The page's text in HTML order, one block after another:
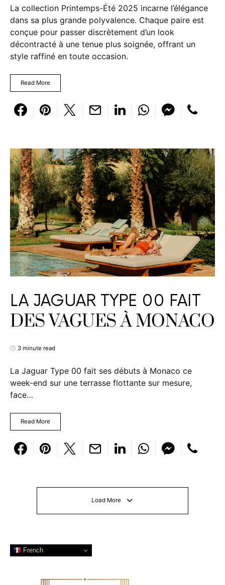
La collection Printemps-Été 2025 incarne l’élégance
dans sa plus grande polyvalence. Chaque paire est
conçue pour passer discrètement d’un look
décontracté à une tenue plus soignée, offrant un
style raffiné en toute occasion.
Read More
LA JAGUAR TYPE 00 FAIT
DES VAGUES À MONACO
3 minute read
La Jaguar Type 00 fait ses débuts à Monaco ce
week-end sur une terrasse flottante sur mesure,
face…
Read More
Load More
French